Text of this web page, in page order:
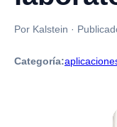
Por Kalstein ·
Categoría: